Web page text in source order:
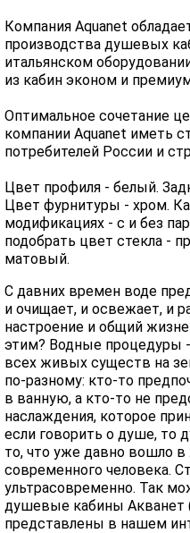
Компания Aquanet
производства душевых
итальянском
из кабин эконом и
Оптимальное сочетание
компании Aquanet иметь
потребителей России и
Цвет профиля - белый.
Цвет фурнитуры - хром.
модификациях - с и без
подобрать цвет стекла -
матовый.
С давних времен воде
и очищает, и освежает, и
настроение и общий
этим? Водные процедуры
всех живых существ на
по-разному: кто-то
в ванную, а кто-то не
наслаждения, которое
если говорить о душе, то
то, что уже давно вошло
современного человека.
ультрасовременно. Так
душевые кабины Акванет
представлены в нашем